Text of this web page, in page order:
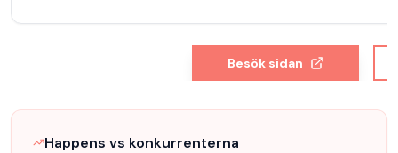
Besök sidan
Happens vs konkurrenterna